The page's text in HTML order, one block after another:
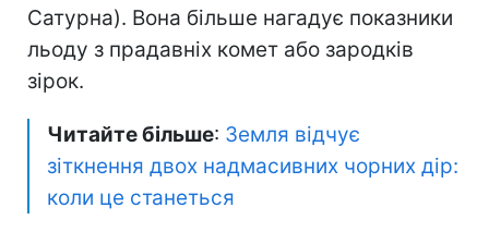
Сатурна). Вона більше нагадує показники
льоду з прадавніх комет або зародків
зірок.
Читайте більше: Земля відчує
зіткнення двох надмасивних чорних дір:
коли це станеться